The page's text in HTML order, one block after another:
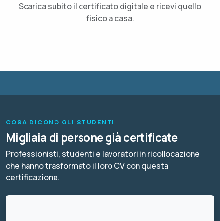
Scarica subito il certificato digitale e ricevi quello
fisico a casa.
COSA DICONO GLI STUDENTI
Migliaia di persone già certificate
Professionisti, studenti e lavoratori in ricollocazione
che hanno trasformato il loro CV con questa
certificazione.